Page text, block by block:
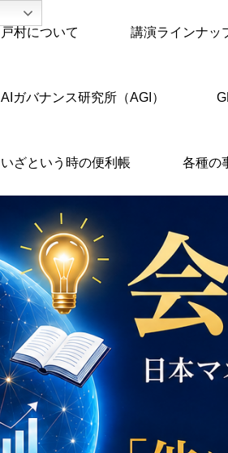
戸村について
講演ラインナッ
AIガバナンス研究所（AGI）
いざという時の便利帳 各種の